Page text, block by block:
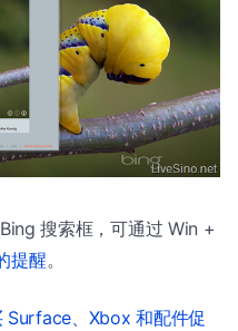
搜索框，可通过 Win +
提醒。
、Xbox 和配件促